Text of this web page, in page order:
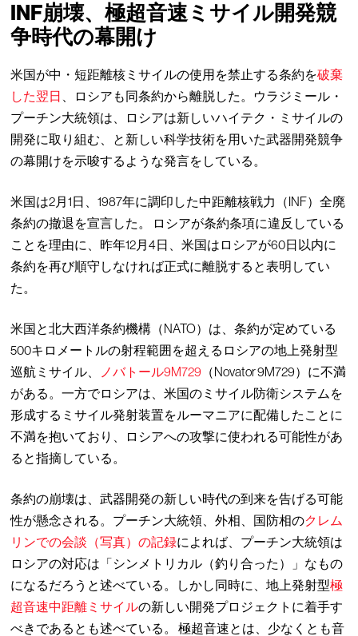
INF崩壊、極超音速ミサイル開発競
争時代の幕開け
米国が中・短距離核ミサイルの使用を禁止する条約を破棄
した翌日
、ロシアも同条約から離脱した。ウラジミール・
プーチン大統領は、ロシアは新しいハイテク・ミサイルの
開発に取り組む、と新しい科学技術を用いた武器開発競争
の幕開けを示唆するような発言をしている。
米国は2月1日、1987年に調印した中距離核戦力（INF）全廃
条約の撤退を宣言した。 ロシアが条約条項に違反している
ことを理由に、昨年12月4日、米国はロシアが60日以内に
条約を再び順守しなければ正式に離脱すると表明してい
た。
米国と北大西洋条約機構（NATO）は、条約が定めている
500キロメートルの射程範囲を超えるロシアの地上発射型
巡航ミサイル、
ノバトール9M729 （Novator 9M729）に不満
がある。一方でロシアは、米国のミサイル防衛システムを
形成するミサイル発射装置をルーマニアに配備したことに
不満を抱いており、ロシアへの攻撃に使われる可能性があ
ると指摘している。
条約の崩壊は、武器開発の新しい時代の到来を告げる可能
性が懸念される。プーチン大統領、外相、国防相のクレム
リンでの会談（写真）の記録によれば、プーチン大統領は
ロシアの対応は「シンメトリカル（釣り合った）」なもの
になるだろうと述べている。しかし同時に、地上発射型極
超音速中距離ミサイルの新しい開発プロジェクトに着手す
べきであるとも述べている。 極超音速とは、少なくとも音